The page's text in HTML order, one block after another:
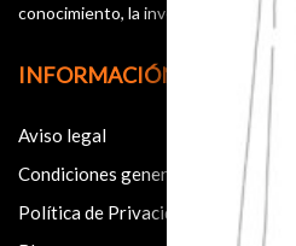
conocimiento, la investigación, la
INFORMACIÓN
Aviso legal
Condiciones generales de
Política de Privacidad